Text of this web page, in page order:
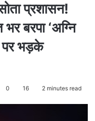
प्रशासन!
बरपा ‘अग्नि
पर भड़के
0 16 2 minutes read